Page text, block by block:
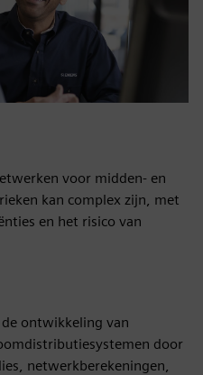
voor midden- en
kan complex zijn, met
en het risico van
ontwikkeling van
door
netwerkberekeningen,